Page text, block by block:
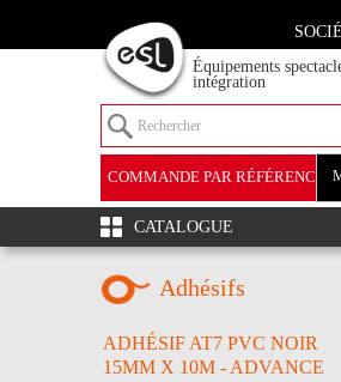
Équipements
intégration
COMMANDE PAR RÉFÉRENCE
CATALOGUE
Adhésifs
ADHÉSIF AT7 PVC NOIR
15MM X 10M - ADVANCE